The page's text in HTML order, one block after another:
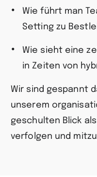
Wie führt man
Setting zu
Wie sieht eine
in Zeiten von
Wir sind gespannt
unserem
geschulten Blick
verfolgen und